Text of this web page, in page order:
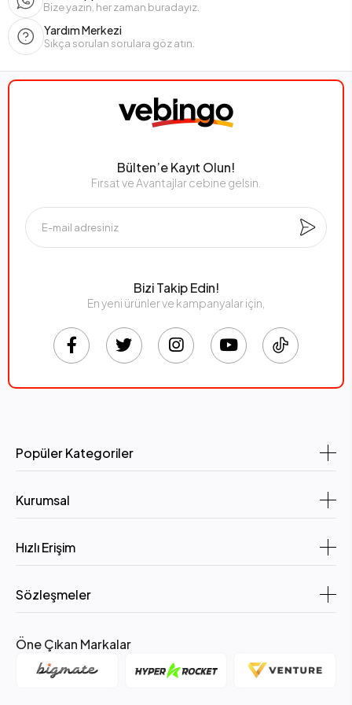
Bize yazın, her zaman buradayız.
Yardım Merkezi
Sıkça sorulan sorulara göz atın.
Bülten’e Kayıt Olun!
Fırsat ve Avantajlar cebine gelsin.
Bizi Takip Edin!
En yeni ürünler ve kampanyalar için,
Popüler Kategoriler
Kurumsal
Hızlı Erişim
Sözleşmeler
Öne Çıkan Markalar